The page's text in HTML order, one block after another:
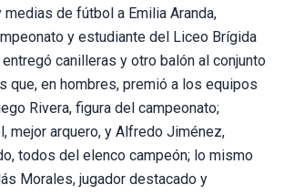
medias de fútbol a Emilia Aranda,
y estudiante del Liceo Brígida
entregó canilleras y otro balón al conjunto
que, en hombres, premió a los equipos
Rivera, figura del campeonato;
mejor arquero, y Alfredo Jiménez,
todos del elenco campeón; lo mismo
Morales, jugador destacado y